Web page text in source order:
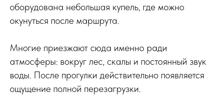
оборудована небольшая купель, где можно
окунуться после маршрута.
Многие приезжают сюда именно ради
атмосферы: вокруг лес, скалы и постоянный звук
воды. После прогулки действительно появляется
ощущение полной перезагрузки.